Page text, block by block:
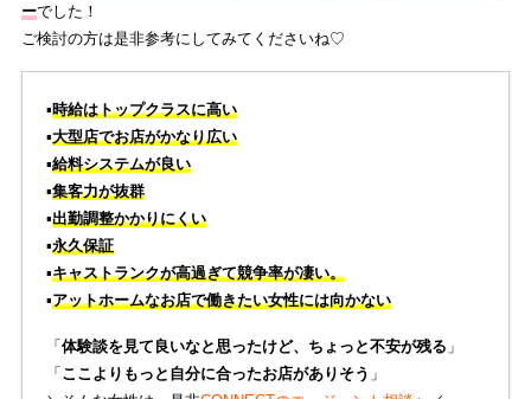
ーでした！
ご検討の方は是非参考にしてみてくださいね♡
▪️時給はトップクラスに高い
▪️大型店でお店がかなり広い
▪️給料システムが良い
▪️集客力が抜群
▪️出勤調整かかりにくい
▪️永久保証
▪️キャストランクが高過ぎて競争率が凄い。
▪️アットホームなお店で働きたい女性には向かない
「体験談を見て良いなと思ったけど、ちょっと不安が残る 」
「ここよりもっと自分に合ったお店がありそう 」